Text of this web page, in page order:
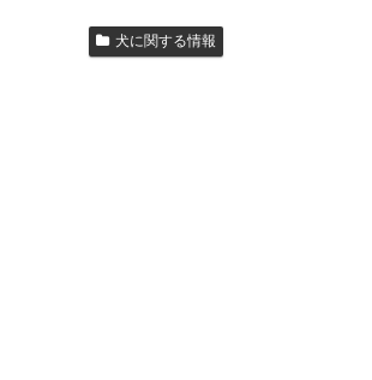
犬に関する情報